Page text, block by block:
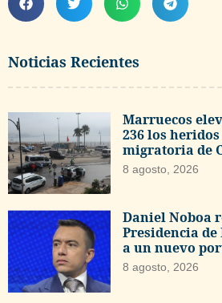
Noticias Recientes
Marruecos
236 los
migratoria de
8 agosto, 2026
Daniel Noboa
Presidencia
a un nuevo
8 agosto, 2026